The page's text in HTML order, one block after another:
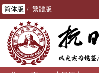
简体版 / 繁體版